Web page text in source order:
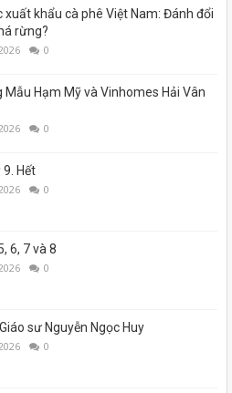
xuất khẩu cà phê Việt Nam: Đánh đổi
rừng?
0
Mẫu Hạm Mỹ và Vinhomes Hải Vân
0
9. Hết
0
6, 7 và 8
0
sư Nguyễn Ngọc Huy
0